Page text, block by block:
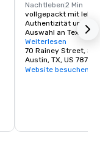
Nachtleben2 Min
vollgepackt mit
Authentizität und
Auswahl an Tex-
befindet sich
entspannenden
die Rainey Street
Innenraum mit
und großartiger
Weiterlesen
70 Rainey Street,
Austin, TX, US 78701
Website besuchen